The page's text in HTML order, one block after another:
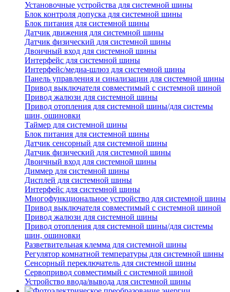
Установочные устройства для системной шины
Блок контроля допуска для системной шины
Блок питания для системной шины
Датчик движения для системной шины
Датчик физический для системной шины
Двоичный вход для системной шины
Интерфейс для системной шины
Интерфейс/медиа-шлюз для системной шины
Панель управления и синализации для системной шины
Привод выключателя совместимый с системной шиной
Привод жалюзи для системной шины
Привод отопления для системной шины/для системы
шин, ошиновки
Таймер для системной шины
Блок питания для системной шины
Датчик сенсорный для системной шины
Датчик физический для системной шины
Двоичный вход для системной шины
Диммер для системной шины
Дисплей для системной шины
Интерфейс для системной шины
Многофункциональное устройство для системной шины
Привод выключателя совместимый с системной шиной
Привод жалюзи для системной шины
Привод отопления для системной шины/для системы
шин, ошиновки
Разветвительная клемма для системной шины
Регулятор комнатной температуры для системной шины
Сенсорный переключатель для системной шины
Сервопривод совместимый с системной шиной
Устройство ввода/вывода для системной шины